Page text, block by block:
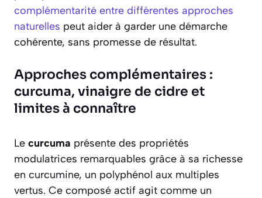
complémentarité entre différentes approches
naturelles peut aider à garder une démarche
cohérente, sans promesse de résultat.
Approches complémentaires :
curcuma, vinaigre de cidre et
limites à connaître
Le curcuma présente des propriétés
modulatrices remarquables grâce à sa richesse
en curcumine, un polyphénol aux multiples
vertus. Ce composé actif agit comme un